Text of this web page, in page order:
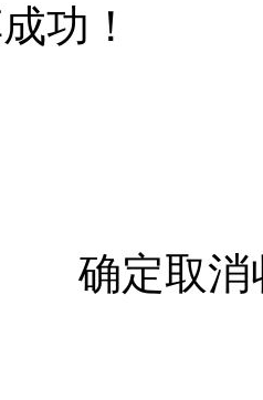
功！
确定取